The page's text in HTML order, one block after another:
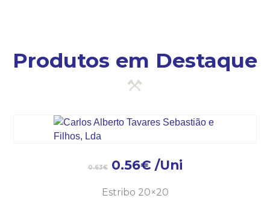
Produtos em Destaque
0.63€ 0.56€ /Uni
Estribo 20×20